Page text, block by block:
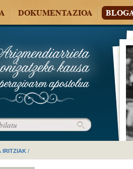
DOKUMENTAZIOA
IRITZIAK/